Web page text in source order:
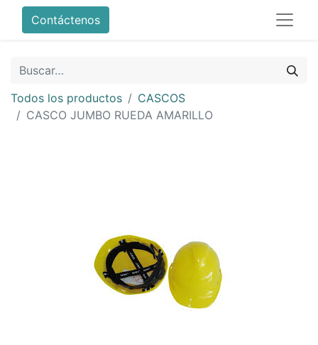
Contáctenos
Todos los productos
CASCOS
CASCO JUMBO RUEDA AMARILLO